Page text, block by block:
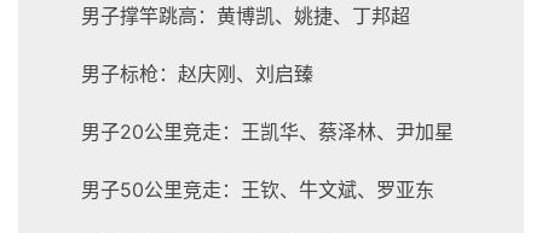
男子撑竿跳高：黄博凯、姚捷、丁邦超
男子标枪：赵庆刚、刘启臻
男子20公里竞走：王凯华、蔡泽林、尹加星
男子50公里竞走：王钦、牛文斌、罗亚东